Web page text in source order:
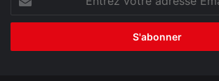
votre
adresse